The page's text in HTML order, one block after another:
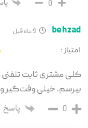
0
behzad 9 ماه قبل
امتیاز :
کلی مشتری ثابت تلفنی
بپرسم. خیلی وقت‌گیر و
0 پاسخ